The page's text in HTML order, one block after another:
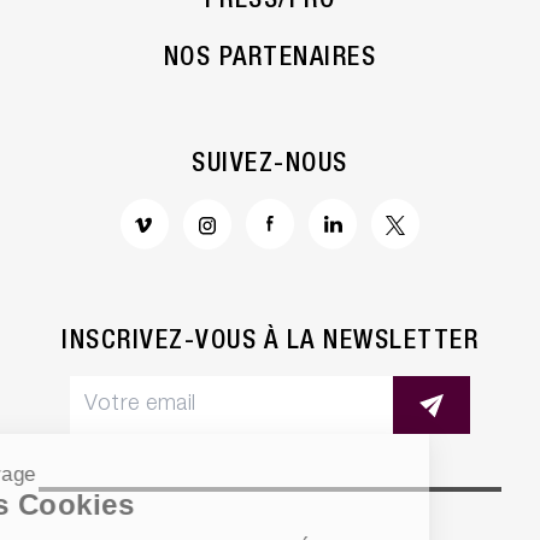
NOS PARTENAIRES
SUIVEZ-NOUS
INSCRIVEZ-VOUS À LA NEWSLETTER
Paramétrage
de vos Cookies